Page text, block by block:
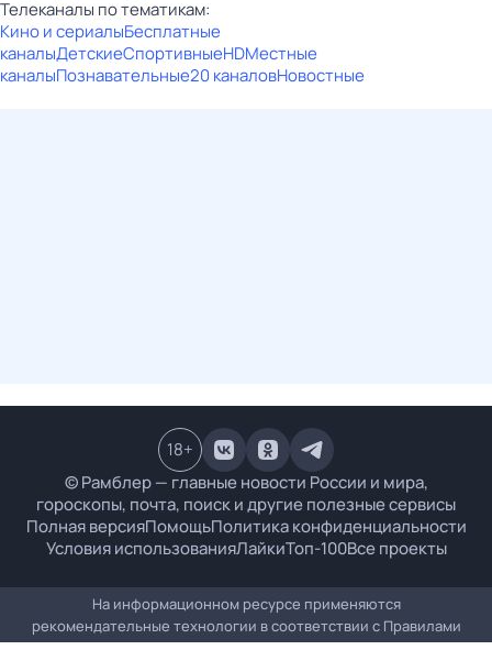
Телеканалы по тематикам:
Кино и сериалыБесплатные
каналыДетскиеСпортивныеHDМестные
каналыПознавательные20 каналовНовостные
© Рамблер — главные новости России и мира,
гороскопы, почта, поиск и другие полезные сервисы
Полная версияПомощьПолитика конфиденциальности
Условия использованияЛайкиТоп-100Все проекты
18+
На информационном ресурсе применяются
рекомендательные технологии в соответствии с Правилами